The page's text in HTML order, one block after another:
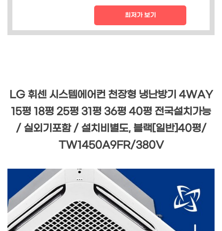
최저가 보기
LG 휘센 시스템에어컨 천장형 냉난방기 4WAY
15평 18평 25평 31평 36평 40평 전국설치가능
/ 실외기포함 / 설치비별도, 블랙[일반]40평/
TW1450A9FR/380V